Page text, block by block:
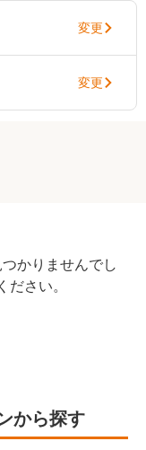
変更
変更
かりませんでし
さい。
から探す